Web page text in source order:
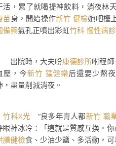
活，累了就喝提神飲料，消夜林
苗身，開始操作新竹 健檢她吧檯
備藥氣孔正噴出彩虹竹科 慢性病
院時，大夫吩康德診所咐程
壓，今新竹 猛健樂后還要少熬
，盡量削減消夜。
竹科X光 “良多年青人都新竹 職
眼神冰冷：「這就是質感互換。
膳健檢食、少油少鹽、多活動，